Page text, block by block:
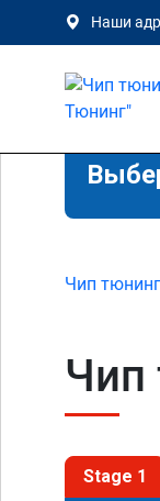
Наши
Чип тюнинг
Чип
Stage 1